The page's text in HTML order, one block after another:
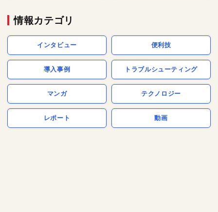
情報カテゴリ
インタビュー 便利技
導入事例 トラブルシューティング
マンガ テクノロジー
レポート 動画